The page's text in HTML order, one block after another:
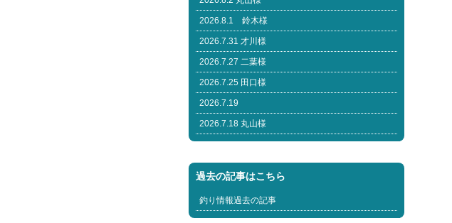
2026.8.1 鈴木様
2026.7.31 才川様
2026.7.27 二葉様
2026.7.25 田口様
2026.7.19
2026.7.18 丸山様
過去の記事はこちら
釣り情報過去の記事